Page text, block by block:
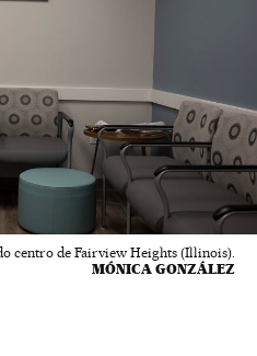
centro de Fairview Heights (Illinois).
MÓNICA GONZÁLEZ